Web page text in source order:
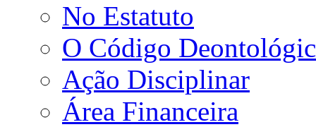
No Estatuto
O Código
Ação Disciplinar
Área Financeira